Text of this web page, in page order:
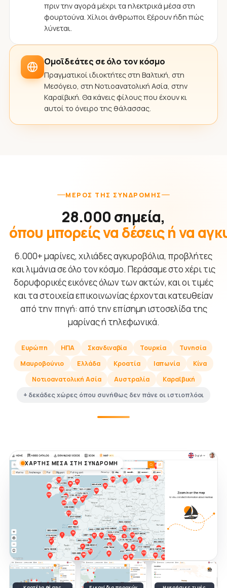
πριν την αγορά μέχρι τα ηλεκτρικά μέσα στη
φουρτούνα. Χίλιοι άνθρωποι ξέρουν ήδη πώς
λύνεται.
Ομοϊδεάτες σε όλο τον κόσμο
Πραγματικοί ιδιοκτήτες στη Βαλτική, στη
Μεσόγειο, στη Νοτιοανατολική Ασία, στην
Καραϊβική. Θα κάνεις φίλους που έχουν κι
αυτοί το όνειρο της θάλασσας.
ΜΈΡΟΣ ΤΗΣ ΣΥΝΔΡΟΜΉΣ
28.000 σημεία,
όπου μπορείς να δέσεις ή να
6.000+ μαρίνες, χιλιάδες αγκυροβόλια, προβλήτες
και λιμάνια σε όλο τον κόσμο. Περάσαμε στο χέρι τις
δορυφορικές εικόνες όλων των ακτών, και οι τιμές
και τα στοιχεία επικοινωνίας έρχονται κατευθείαν
από την πηγή: από την επίσημη ιστοσελίδα της
μαρίνας ή τηλεφωνικά.
Ευρώπη ΗΠΑ Σκανδιναβία Τουρκία
Τυνησία
Μαυροβούνιο
Ελλάδα Κροατία Ιαπωνία
Κίνα
Νοτιοανατολική Ασία
Αυστραλία
Καραϊβική
+ δεκάδες χώρες όπου συνήθως δεν πάνε οι ιστιοπλόοι
ΧΆΡΤΗΣ ΜΈΣΑ ΣΤΗ ΣΥΝΔΡΟΜΉ